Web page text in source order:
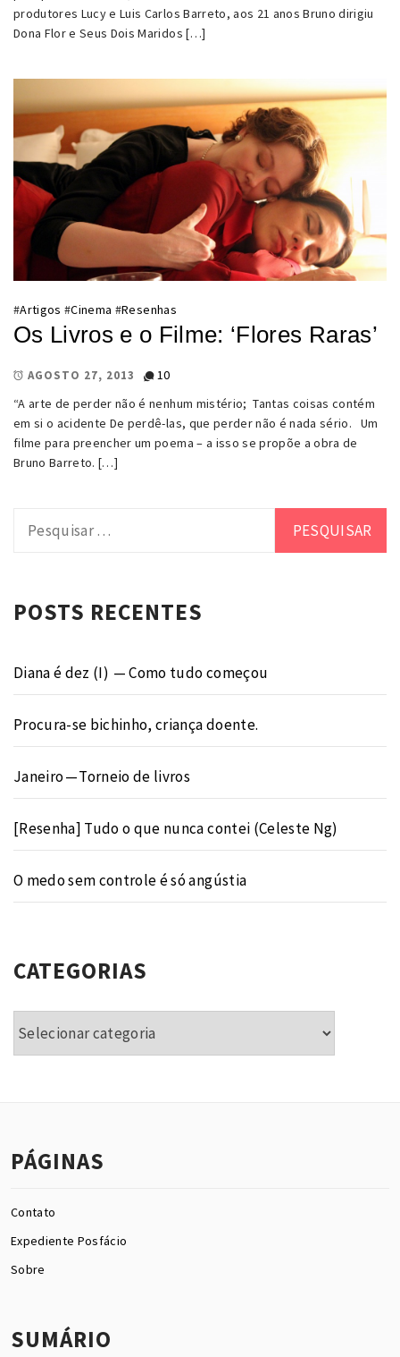
produtores Lucy e Luis Carlos Barreto, aos 21 anos Bruno dirigiu
Dona Flor e Seus Dois Maridos […]
#Artigos #Cinema #Resenhas
Os Livros e o Filme: ‘Flores Raras’
AGOSTO 27, 2013
10
“A arte de perder não é nenhum mistério; Tantas coisas contém
em si o acidente De perdê-las, que perder não é nada sério. Um
filme para preencher um poema – a isso se propõe a obra de
Bruno Barreto. […]
por:
POSTS RECENTES
Diana é dez (I) — Como tudo começou
Procura-se bichinho, criança doente.
Janeiro — Torneio de livros
[Resenha] Tudo o que nunca contei (Celeste Ng)
O medo sem controle é só angústia
CATEGORIAS
PÁGINAS
Contato
Expediente Posfácio
Sobre
SUMÁRIO